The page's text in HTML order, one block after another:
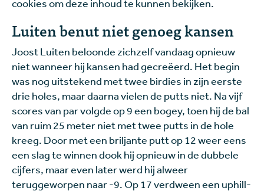
cookies om deze inhoud te kunnen bekijken.
Luiten benut niet genoeg kansen
Joost Luiten beloonde zichzelf vandaag opnieuw
niet wanneer hij kansen had gecreëerd. Het begin
was nog uitstekend met twee birdies in zijn eerste
drie holes, maar daarna vielen de putts niet. Na vijf
scores van par volgde op 9 een bogey, toen hij de bal
van ruim 25 meter niet met twee putts in de hole
kreeg. Door met een briljante putt op 12 weer eens
een slag te winnen dook hij opnieuw in de dubbele
cijfers, maar even later werd hij alweer
teruggeworpen naar -9. Op 17 verdween een uphill-